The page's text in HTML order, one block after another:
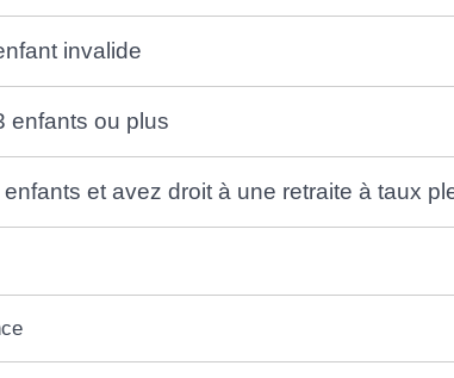
invalide
enfants ou plus
et avez droit à une retraite à taux